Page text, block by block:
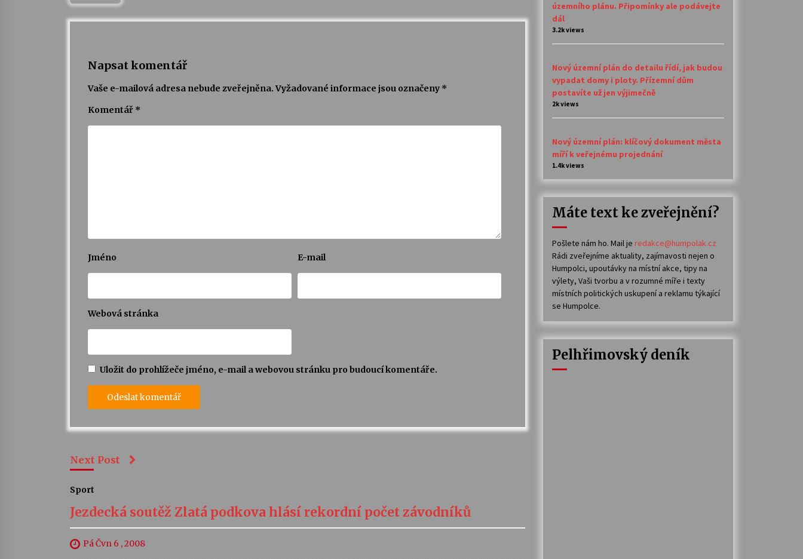
Napsat komentář
Vaše e-mailová adresa nebude zveřejněna. Vyžadované informace jsou označeny *
Komentář *
Jméno E-mail
Webová stránka
Uložit do prohlížeče jméno, e-mail a webovou stránku pro budoucí komentáře.
Next Post
Sport
Jezdecká soutěž Zlatá podkova hlásí rekordní počet závodníků
Pá Čvn 6 , 2008
územního plánu. Připomínky ale podávejte
dál
3.2k views
Nový územní plán do detailu řídí, jak budou
vypadat domy i ploty. Přízemní dům
postavíte už jen výjimečně
2k views
Nový územní plán: klíčový dokument města
míří k veřejnému projednání
1.4k views
Máte text ke zveřejnění?
Pošlete nám ho. Mail je redakce@humpolak.cz
Rádi zveřejníme aktuality, zajímavosti nejen o
Humpolci, upoutávky na místní akce, tipy na
výlety, Vaši tvorbu a v rozumné míře i texty
místních politických uskupení a reklamu týkající
se Humpolce.
Pelhřimovský deník